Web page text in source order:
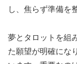
し、焦らず準備を
夢とタロットを組
た願望が明確にな